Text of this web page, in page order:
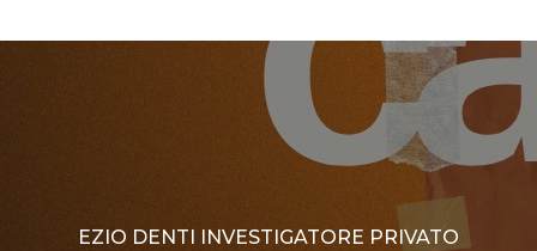
EZIO DENTI INVESTIGATORE PRIVATO